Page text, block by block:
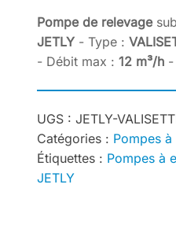
Pompe de relevage
JETLY - Type :
- Débit max : 12 m³/h -
UGS : JETLY-
Catégories : Pompes
Étiquettes : Pompes à
JETLY